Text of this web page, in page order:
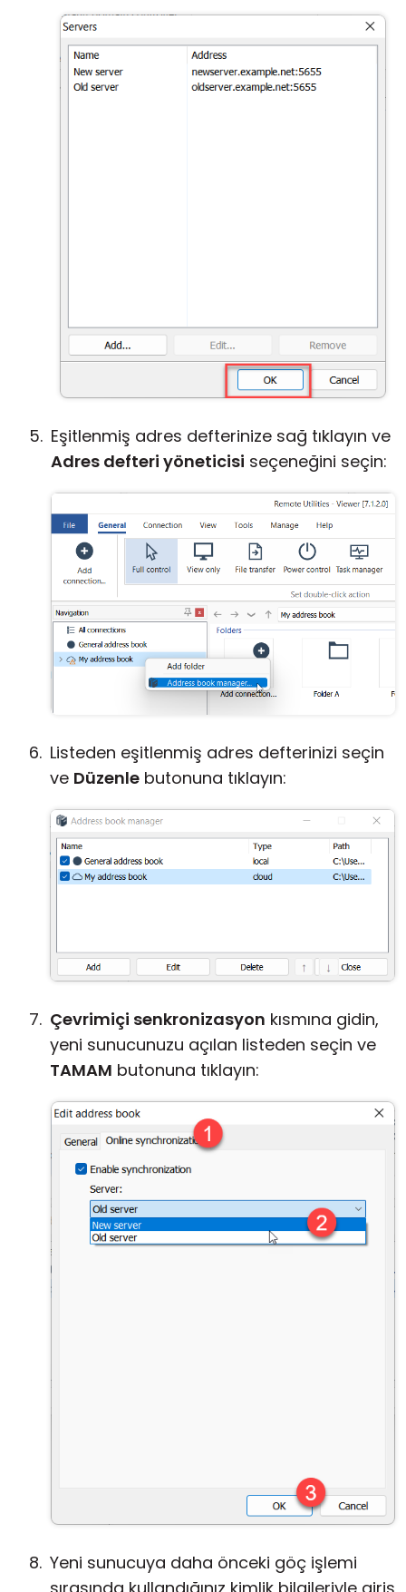
Eşitlenmiş adres defterinize sağ tıklayın ve
Adres defteri yöneticisi seçeneğini seçin:
Listeden eşitlenmiş adres defterinizi seçin
ve Düzenle butonuna tıklayın:
Çevrimiçi senkronizasyon kısmına gidin,
yeni sunucunuzu açılan listeden seçin ve
TAMAM butonuna tıklayın:
Yeni sunucuya daha önceki göç işlemi